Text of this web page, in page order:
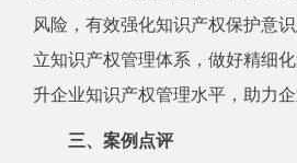
风险，有效强化知识产权保护意
立知识产权管理体系，做好精细
升企业知识产权管理水平，助力企
三、案例点评